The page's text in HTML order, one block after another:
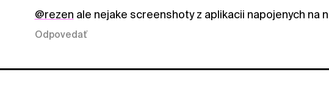
@rezen ale nejake screenshoty z aplikacii napojenych na
Odpovedať